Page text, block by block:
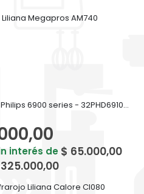
Megapros AM740
Smart TV 32 " Philips 6900 series - 32PHD6910/77
interés de $ 65.000,00
325.000,00
Liliana Calore CI080